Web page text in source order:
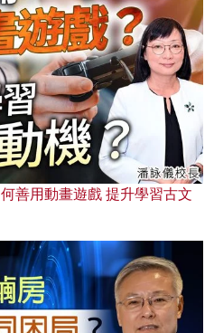
善用動畫遊戲 提升學習古文